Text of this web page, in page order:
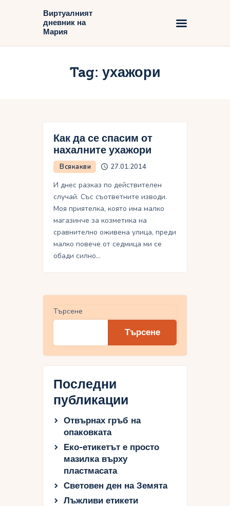
Виртуалният
дневник на
Мария
Tag: ухажори
Виртуалният дневник на Мария
Как да се спасим от
нахалните ухажори
Всякакви 27.01.2014
И днес разказ по действителен
случай. Със съответните изводи.
Моя приятелка, която има малко
магазинче за козметика на
сравнително оживена улица, преди
малко повече от седмица ми се
обади силно…
Търсене
Търсене
Последни
публикации
Отвърнах гръб на
опаковката
Еко-етикетът е просто
мазилка върху
пластмасата
Световен ден на Земята
Лъжливи етикети